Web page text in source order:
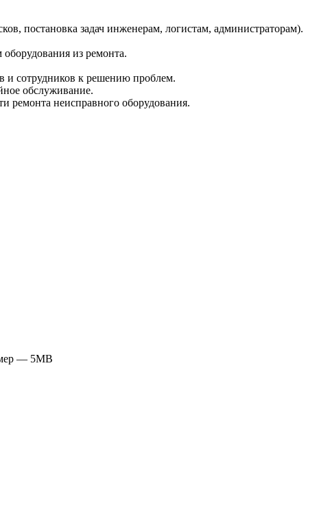
постановка задач инженерам, логистам, администраторам).
из ремонта.
и сотрудников к решению проблем.
обслуживание.
ремонта неисправного оборудования.
— 5MB